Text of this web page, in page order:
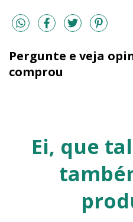
Pergunte e veja
comprou
Ei, que